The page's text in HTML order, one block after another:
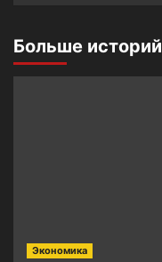
Больше историй
Экономика